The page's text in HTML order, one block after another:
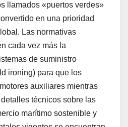
llamados «puertos verdes»
en una prioridad
Las normativas
cada vez más la
de suministro
ironing) para que los
auxiliares mientras
técnicos sobre las
marítimo sostenible y